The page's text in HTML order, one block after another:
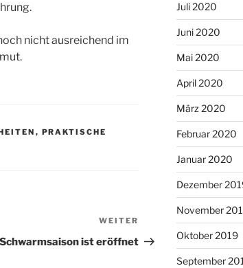
nicht ausreichend im
, PRAKTISCHE
Nächster
Beitrag
WEITER
ist eröffnet
Juli 2020
Juni 2020
Mai 2020
April 2020
März 2020
Februar 2020
Januar 2020
Dezember
November
Oktober 2019
September